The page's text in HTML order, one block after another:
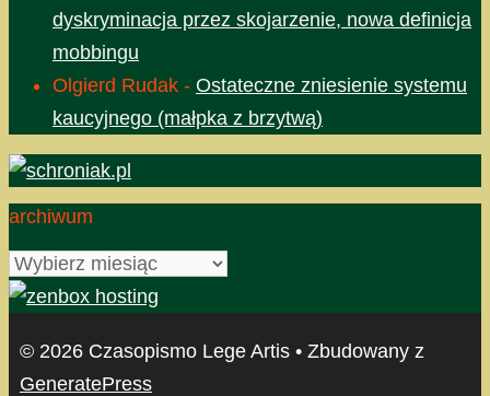
dyskryminacja przez skojarzenie, nowa definicja
mobbingu
Olgierd Rudak - Ostateczne zniesienie systemu
kaucyjnego (małpka z brzytwą)
archiwum
archiwum
© 2026 Czasopismo Lege Artis • Zbudowany z
GeneratePress